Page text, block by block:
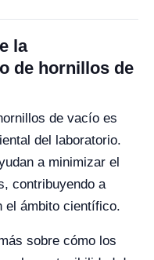
la
de hornillos de
de vacío es
del laboratorio.
a minimizar el
contribuyendo a
el ámbito científico.
sobre cómo los